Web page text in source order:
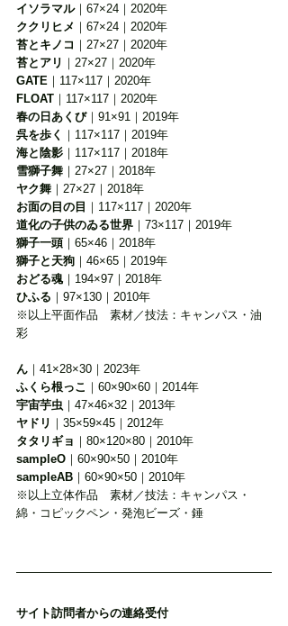
イソラマル｜67×24｜2020年
ククリヒメ ｜67×24｜2020年
苔とキノコ ｜27×27｜2020年
苔とアリ ｜27×27｜2020年
GATE ｜117×117｜2020年
FLOAT ｜117×117｜2020年
春の日あくび｜91×91｜2019年
呉を歩く
｜117×117｜2019年
海と陰影 ｜117×117｜2018年
雪獅子舞 ｜27×27｜2018年
ヤク舞 ｜27×27｜2018年
お面の目の目 ｜117×117｜2020年
道化の子供のゐる世界 ｜73×117｜2019年
獅子一頭 ｜65×46｜2018年
獅子と天狗 ｜46×65｜2019年
おどる魂｜194×97｜2018年
ひふる ｜97×130｜2010年
※以上平面作品　素材／技法：キャンパス・油
彩
ん ｜41×28×30｜2023年
ふくら根っこ ｜60×90×60｜2014年
宇宙芋虫 ｜47×46×32｜2013年
ヤドリ ｜35×59×45｜2012年
タタリギョ ｜80×120×80｜2010年
sampleO ｜60×90×50｜2010年
sampleAB ｜60×90×50｜2010年
※以上立体作品　素材／技法：キャンパス・
綿・コピックペン・発泡ビーズ・錘
サイト訪問者からの連絡受付